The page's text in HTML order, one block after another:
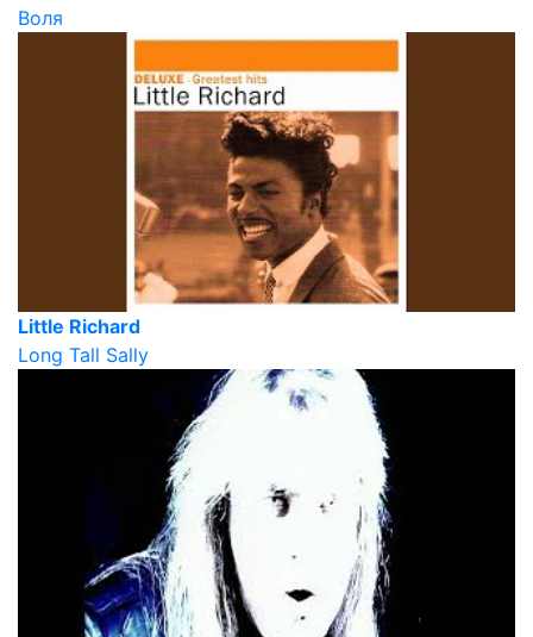
Воля
Little Richard
Long Tall Sally